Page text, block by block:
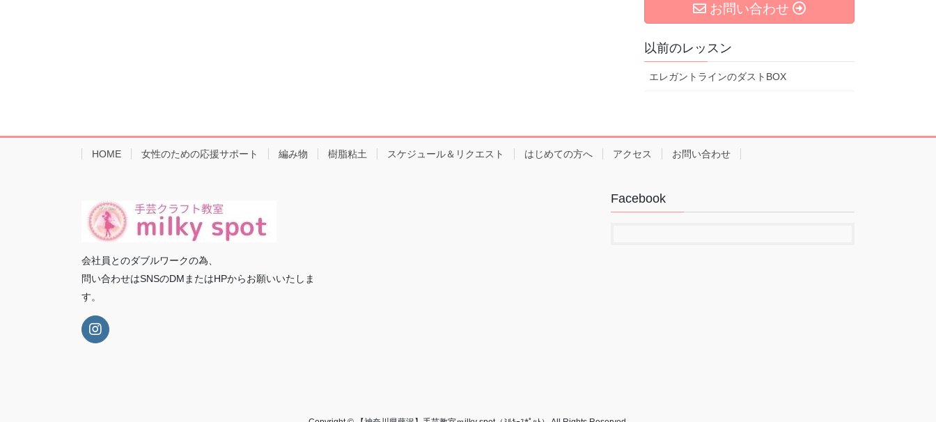
お問い合わせ
以前のレッスン
エレガントラインのダストBOX
HOME 女性のための応援サポート 編み物 樹脂粘土 スケジュール＆リクエスト はじめての方へ アクセス お問い合わせ
会社員とのダブルワークの為、
問い合わせはSNSのDMまたはHPからお願いいたしま
す。
Facebook